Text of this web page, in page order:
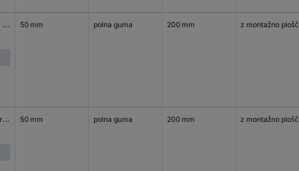
Blickle 15776 L-POEV 200XR vrtljivo kolesce Premer kolesa: 200 mm Nosilnost (maks.): 400 kg 1 kos 50 mm polna guma 200 mm z montažno
Blickle 265561 LS-SE 200K-RI4 vrtljivo kolo z zavoro Premer kolesa: 200 mm Nosilnost (maks.): 600 kg 1 kos 50 mm polna guma 200 mm z montažno